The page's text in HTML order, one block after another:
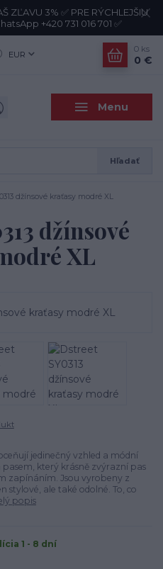
ZĽAVU 3% ✅ PRE RÝCHLEJŠIU
+420 731 016 701 ✅
Menu
EUR
Hľadať
0 ks
0 €
džínsové kraťasy modré XL
džínsové
XL
jedinečný vzhled a módní
který krásně zvýrazní pas
zapínáním. Jsou vyrobeny z
stylové, ale také odolné. To, co
popis
1 - 8 dní